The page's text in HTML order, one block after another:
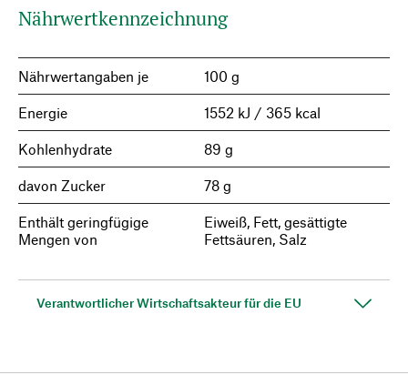
Nährwertkennzeichnung
Nährwertangaben je 100 g
Energie 1552 kJ / 365 kcal
Kohlenhydrate 89 g
davon Zucker 78 g
Enthält geringfügige
Mengen von
Eiweiß, Fett, gesättigte
Fettsäuren, Salz
Verantwortlicher Wirtschaftsakteur für die EU